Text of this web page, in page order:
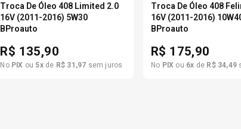
Troca De Óleo 408 Limited 2.0
16V (2011-2016) 5W30
BProauto
R$ 135,90
No PIX ou 5xde R$ 31 ,97 sem juros
Troca De Óleo 408
16V (2011-2016)
BProauto
R$ 175,90
No PIX ou 6x de R$ 34,49